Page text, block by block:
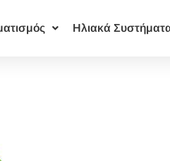
Ηλιακά